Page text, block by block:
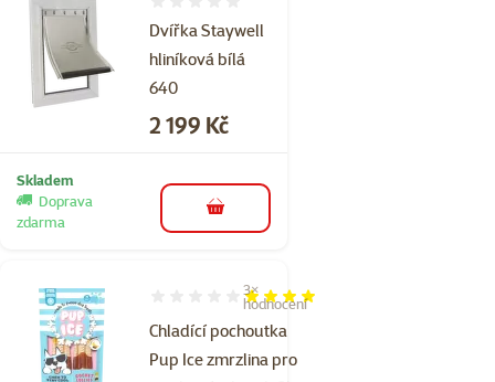
Dvířka Staywell
hliníková bílá
640
Cena
2 199 Kč
Skladem
Doprava
zdarma
do košíku
Chladící pochoutka
Pup Ice zmrzlina pro
Hodnocení 80%, počet hodnocení: 3
3×
hodnocení